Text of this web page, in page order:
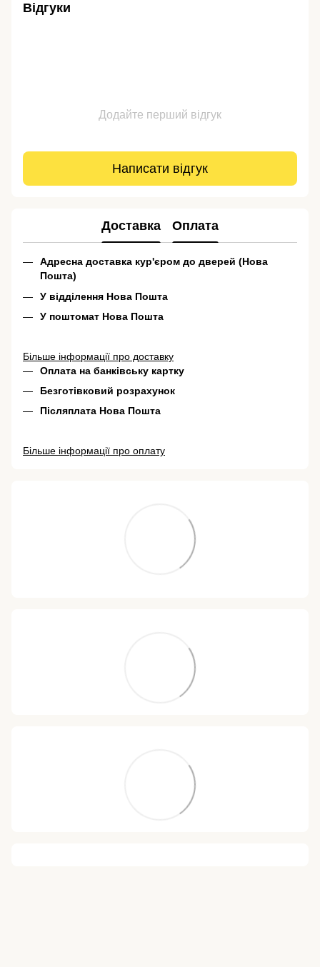
Відгуки
Додайте перший відгук
Написати відгук
Доставка Оплата
Адресна доставка кур'єром до дверей (Нова
Пошта)
У відділення Нова Пошта
У поштомат Нова Пошта
Більше інформації про доставку
Оплата на банківську картку
Безготівковий розрахунок
Післяплата Нова Пошта
Більше інформації про оплату